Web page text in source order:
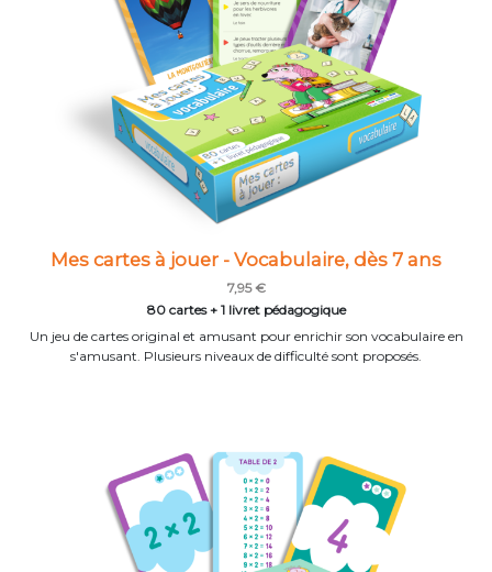
Mes cartes à jouer - Vocabulaire, dès 7 ans
7,95 €
80 cartes + 1 livret pédagogique
Un jeu de cartes original et amusant pour enrichir son vocabulaire en
s'amusant. Plusieurs niveaux de difficulté sont proposés.